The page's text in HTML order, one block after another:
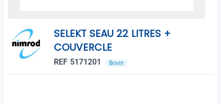
SELEKT SEAU 22 LITRES +
COUVERCLE
REF 5171201 Bovin